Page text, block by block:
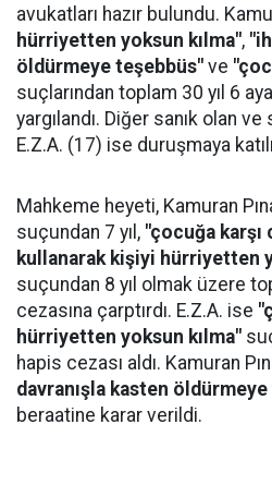
avukatları hazır bulundu.
hürriyetten yoksun kılma",
öldürmeye teşebbüs" ve
suçlarından toplam 30 yıl 6
yargılandı. Diğer sanık olan
E.Z.A. (17) ise duruşmaya
Mahkeme heyeti, Kamuran
suçundan 7 yıl, "çocuğa
kullanarak kişiyi hürriyetten
suçundan 8 yıl olmak üzere
cezasına çarptırdı. E.Z.A. ise
hürriyetten yoksun kılma"
hapis cezası aldı. Kamuran
davranışla kasten
beraatine karar verildi.